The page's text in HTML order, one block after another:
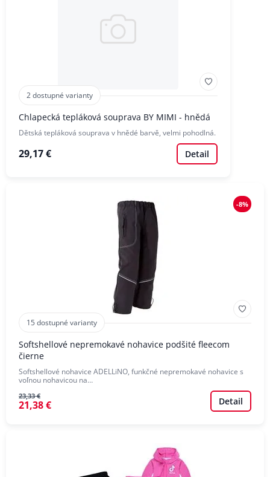
2 dostupné varianty
Chlapecká tepláková souprava BY MIMI - hnědá
Dětská tepláková souprava v hnědé barvě, velmi pohodlná.
29,17 € Detail
-8%
15 dostupné varianty
Softshellové nepremokavé nohavice podšité fleecom
čierne
Softshellové nohavice ADELLiNO, funkčné nepremokavé nohavice s
voľnou nohavicou na…
23,33 €
21,38 € Detail